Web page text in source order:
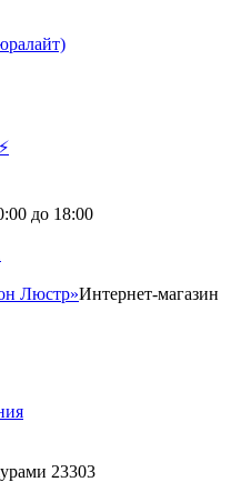
до 18:00
Интернет-магазин
23303